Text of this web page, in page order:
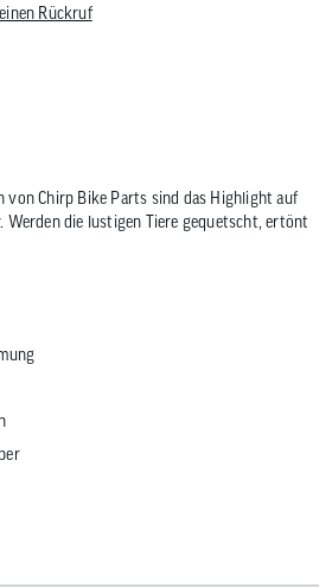
Rückruf
von Chirp Bike Parts sind das Highlight auf
Werden die lustigen Tiere gequetscht, ertönt